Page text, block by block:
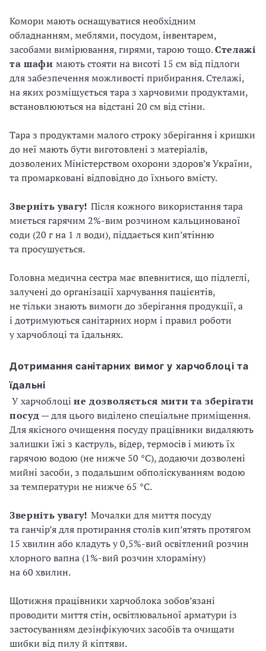
Комори мають оснащуватися необхідним
обладнанням, меблями, посудом, інвентарем,
засобами вимірювання, гирями, тарою тощо.Стелажі
та шафи мають стояти на висоті 15 см від підлоги
для забезпечення можливості прибирання. Стелажі,
на яких розміщується тара з харчовими продуктами,
встановлюються на відстані 20 см від стіни.
Тара з продуктами малого строку зберігання і кришки
до неї мають бути виготовлені з матеріалів,
дозволених Міністерством охорони здоров’я України,
та промарковані відповідно до їхнього вмісту.
Звернітьувагу! Після кожного використання тара
миється гарячим 2%-вим розчином кальцинованої
соди (20 г на 1 л води), піддається кип’ятінню
та просушується.
Головна медична сестра має впевнитися, що підлеглі,
залучені до організації харчування пацієнтів,
не тільки знають вимоги до зберігання продукції, а
і дотримуються санітарних норм і правил роботи
у харчоблоці та їдальнях.
Дотримання санітарних вимог у харчоблоці та
їдальні
У харчоблоці не дозволяється мититазберігати
посуд— для цього виділено спеціальне приміщення.
Для якісного очищення посуду працівники видаляють
залишки їжі з каструль, відер, термосів і миють їх
гарячою водою (не нижче 50 °С), додаючи дозволені
мийні засоби, з подальшим обполіскуванням водою
за температури не нижче 65 °С.
Звернітьувагу! Мочалки для миття посуду
та ганчір’я для протирання столів кип’ятять протягом
15 хвилин або кладуть у 0,5%-вий освітлений розчин
хлорного вапна (1%-вий розчин хлораміну)
на 60 хвилин.
Щотижня працівники харчоблока зобов’язані
проводити миття стін, освітлювальної арматури із
застосуванням дезінфікуючих засобів та очищати
шибки від пилу й кіптяви.